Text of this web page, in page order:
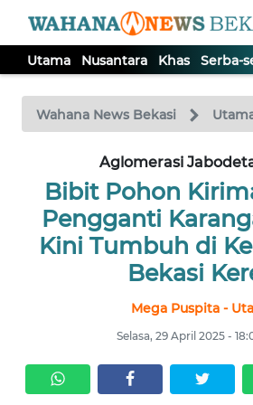
Utama Nusantara Khas Serba-
Wahana News Bekasi
Aglomerasi
Bibit Pohon
Pengganti
Kini Tumbuh di
Bekasi
Mega Puspita -
Selasa, 29 April 2025 -
TV
Tutup
NUSANTARA
OPINI